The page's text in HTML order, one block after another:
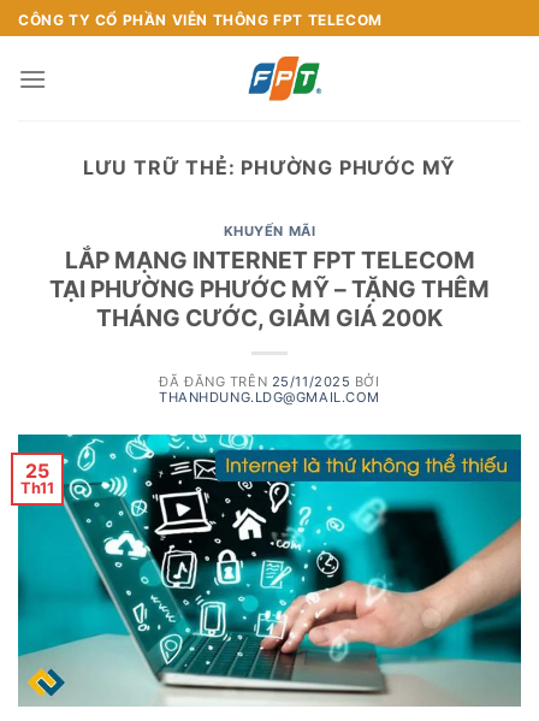
Chuyển
đến
nội
CÔNG TY CỔ PHẦN VIỄN THÔNG FPT TELECOM
LƯU TRỮ THẺ: PHƯỜNG PHƯỚC MỸ
KHUYẾN MÃI
LẮP MẠNG INTERNET FPT TELECOM
TẠI PHƯỜNG PHƯỚC MỸ – TẶNG THÊM
THÁNG CƯỚC, GIẢM GIÁ 200K
ĐÃ ĐĂNG TRÊN 25/11/2025 BỞI
THANHDUNG.LDG@GMAIL.COM
25
Th11